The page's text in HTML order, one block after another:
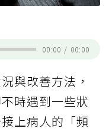
00:00 / 00:00
與改善方法，
時遇到一些狀
上病人的「頻